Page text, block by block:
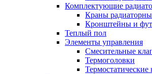
Комплектующие
Краны
Кронштейны и
Теплый пол
Элементы управления
Смесительные
Термоголовки
Термостатические